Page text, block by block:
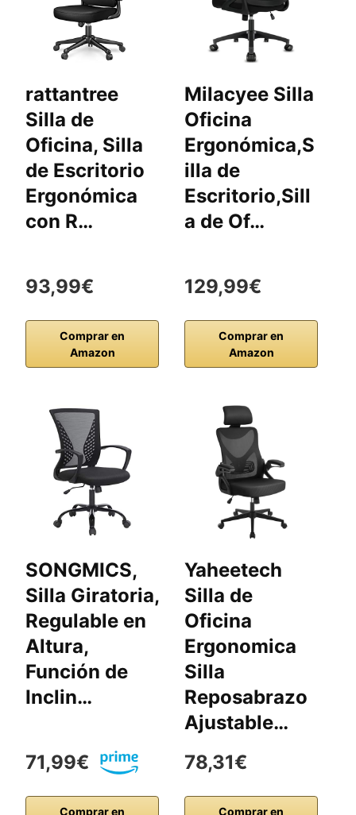
rattantree
Silla de
Oficina, Silla
de Escritorio
Ergonómica
con R…
93,99€
Comprar en
Amazon
Milacyee Silla
Oficina
Ergonómica,S
illa de
Escritorio,Sill
a de Of…
129,99€
Comprar en
Amazon
SONGMICS,
Silla Giratoria,
Regulable en
Altura,
Función de
Inclin…
71,99€
Comprar en
Yaheetech
Silla de
Oficina
Ergonomica
Silla
Reposabrazo
Ajustable…
78,31€
Comprar en